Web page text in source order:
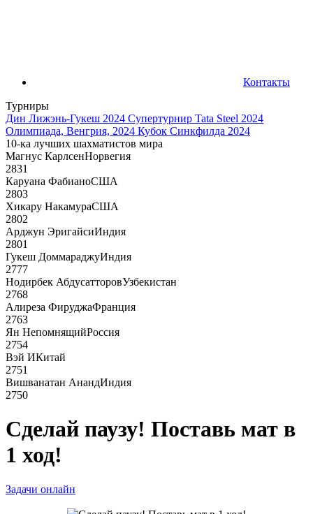
Контакты
Турниры
Дин Лижэнь-Гукеш 2024 Супертурнир Tata Steel 2024
Олимпиада, Венгрия, 2024 Кубок Синкфилда 2024
10-ка лучших шахматистов мира
Магнус КарлсенНорвегия
2831
Каруана ФабианоСША
2803
Хикару НакамураСША
2802
Арджун ЭригайсиИндия
2801
Гукеш ДоммараджуИндия
2777
Нодирбек АбдусатторовУзбекистан
2768
Алиреза ФируджаФранция
2763
Ян НепомнящийРоссия
2754
Вэй ИКитай
2751
Вишванатан АнандИндия
2750
Сделай паузу! Поставь мат в
1 ход!
Задачи онлайн